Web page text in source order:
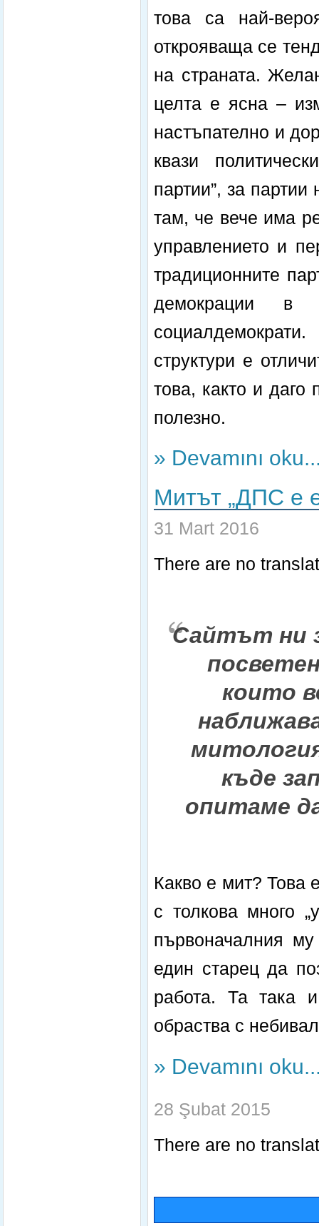
това са най-
открояваща се
на страната.
целта е ясна –
настъпателно и
квази
партии”, за
там, че вече има
управлението и
традиционните
демокрации
структури е
това, както и
полезно.
» Devamını
Митът „ДПС е
31 Mart 2016
There are no
Сайтът ни
които
къде
опитаме
Какво е мит? Това
с толкова много
първоначалния
един старец да
работа. Та така
обраства с
» Devamını
28 Şubat 2015
There are no